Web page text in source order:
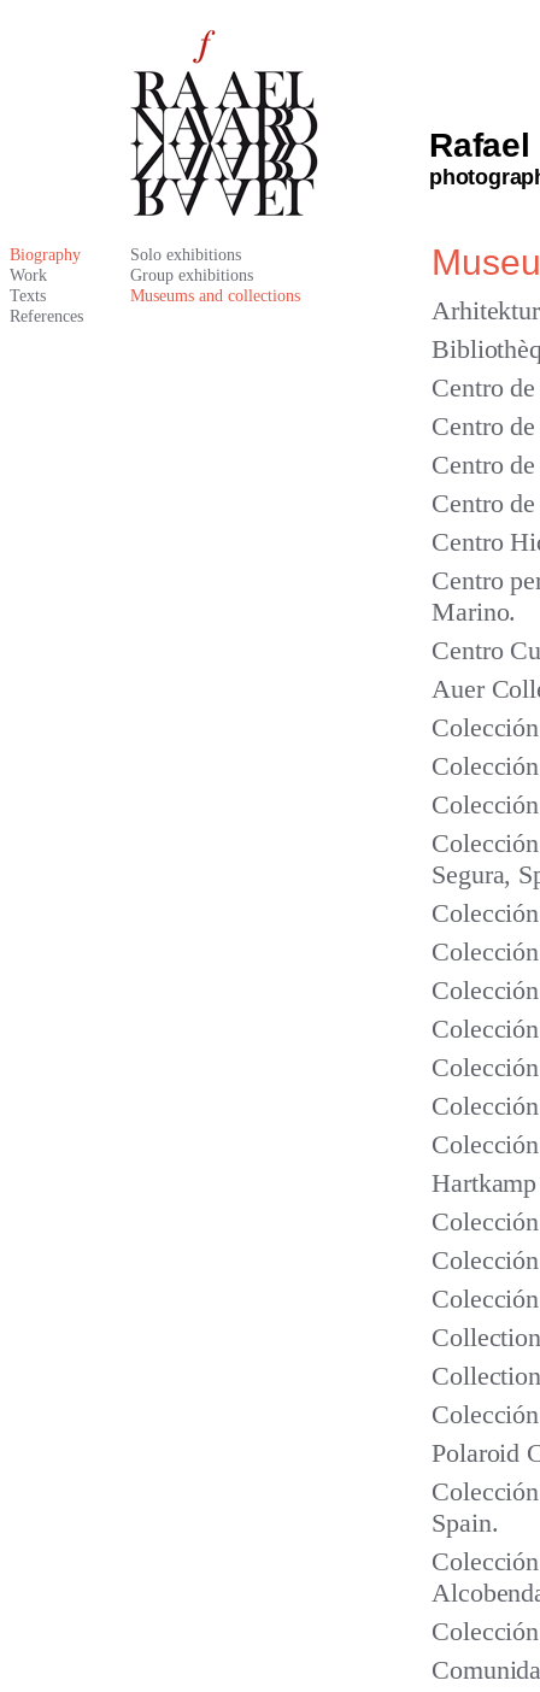
Biography
Work
Texts
References
Solo exhibitions
Group exhibitions
Museums and collections
Centro
Centro
Centro
Centro
Centro
Centro
Marino.
Centro
Auer
Segura,
Polaroid
Spain.